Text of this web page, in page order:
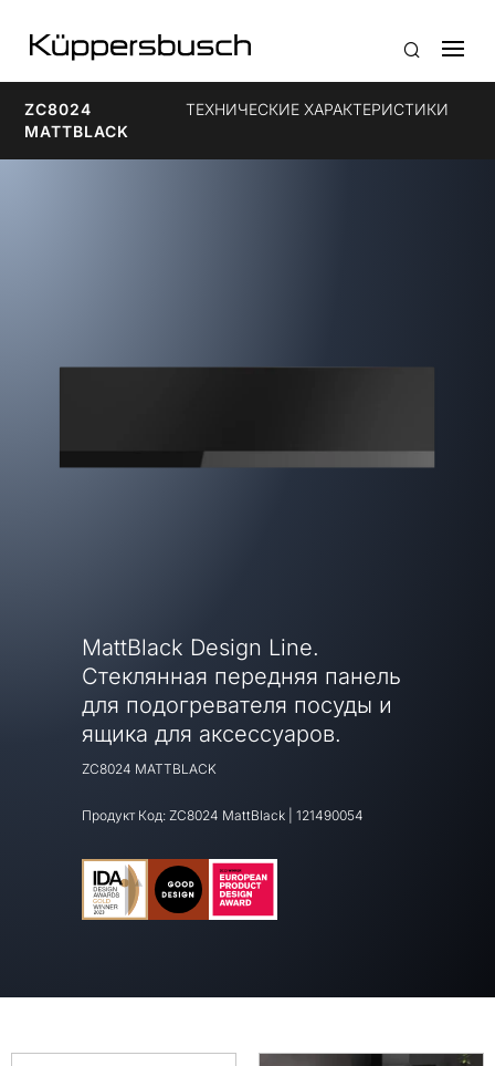
ZC8024
MATTBLACK
ТЕХНИЧЕСКИЕ ХАРАКТЕРИСТИКИ
MattBlack Design Line.
Стеклянная передняя панель
для подогревателя посуды и
ящика для аксессуаров.
ZC8024 MATTBLACK
Продукт Код: ZC8024 MattBlack 121490054